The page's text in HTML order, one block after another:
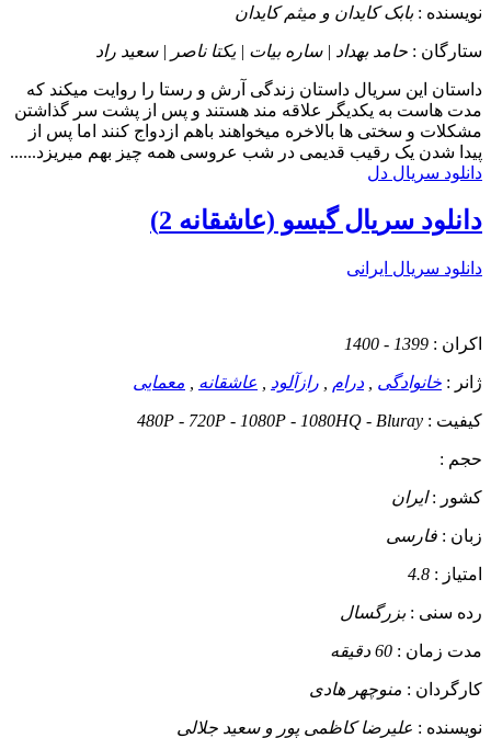
نویسنده :بابک کایدان و میثم کایدان
ستارگان : حامد بهداد | ساره بیات | یکتا ناصر | سعید راد
داستان این سریال داستان زندگی آرش و رستا را روایت میکند که
مدت هاست به یکدیگر علاقه مند هستند و پس از پشت سر گذاشتن
مشکلات و سختی ها بالاخره میخواهند باهم ازدواج کنند اما پس از
پیدا شدن یک رقیب قدیمی در شب عروسی همه چیز بهم میریزد......
دانلود سریال دل
دانلود سریال گیسو (عاشقانه 2)
دانلود سریال ایرانی
اکران : 1399 - 1400
ژانر : خانوادگی درام رازآلود عاشقانه معمایی
کیفیت : 480P - 720P - 1080P - 1080HQ - Bluray
حجم :
کشور :ایران
زبان : فارسی
امتیاز : 4.8
رده سنی :بزرگسال
مدت زمان : 60 دقیقه
کارگردان : منوچهر هادی
نویسنده : علیرضا کاظمی پور و سعید جلالی